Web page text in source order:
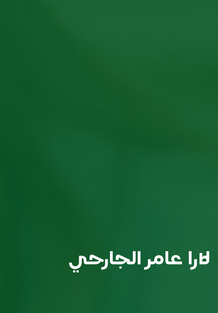
لارا عامر الجارحي